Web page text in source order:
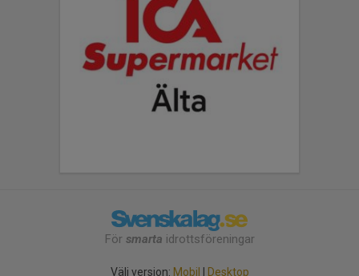
För smarta idrottsföreningar
Välj version: Mobil Desktop